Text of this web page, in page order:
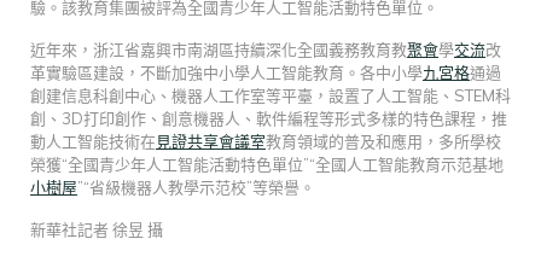
驗。該教育集團被評為全國青少年人工智能活動特色單位。
近年來，浙江省嘉興市南湖區持續深化全國義務教育教聚會學交流改
革實驗區建設，不斷加強中小學人工智能教育。各中小學九宮格通過
創建信息科創中心、機器人工作室等平臺，設置了人工智能、STEM科
創、3D打印創作、創意機器人、軟件編程等形式多樣的特色課程，推
動人工智能技術在見證共享會議室教育領域的普及和應用，多所學校
榮獲“全國青少年人工智能活動特色單位”“全國人工智能教育示范基地
小樹屋”“省級機器人教學示范校”等榮譽。
新華社記者 徐昱 攝